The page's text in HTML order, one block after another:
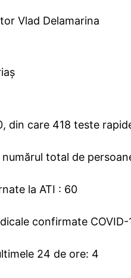
Vlad Delamarina
din care 418 teste
total de
la ATI : 60
confirmate
24 de ore: 4